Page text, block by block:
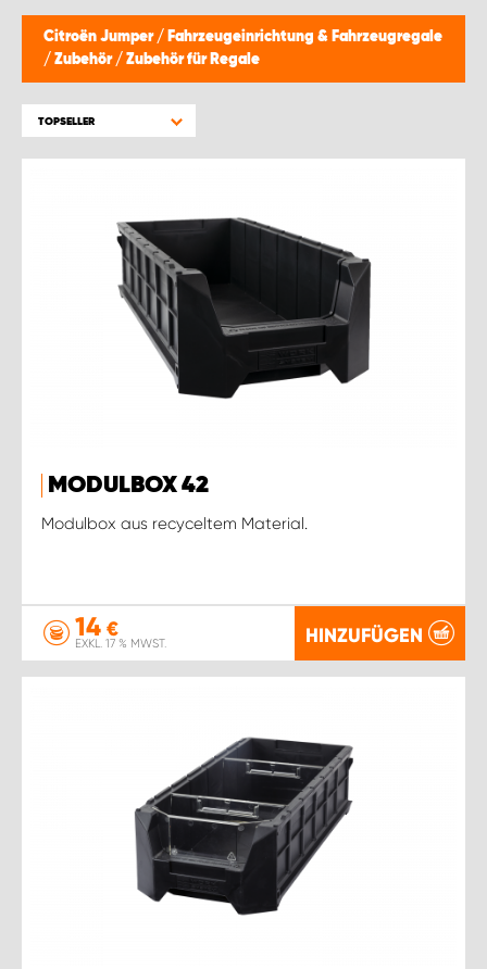
Citroën Jumper / Fahrzeugeinrichtung & Fahrzeugregale
/ Zubehör / Zubehör für Regale
TOPSELLER
MODULBOX 42
Modulbox aus recyceltem Material.
14 €
EXKL. 17 % MWST. HINZUFÜGEN